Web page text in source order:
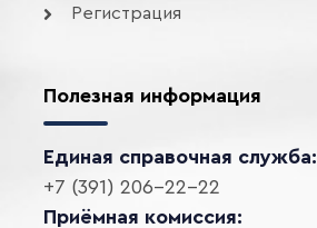
Регистрация
Полезная информация
Единая справочная служба:
+7 (391) 206-22-22
Приёмная комиссия: